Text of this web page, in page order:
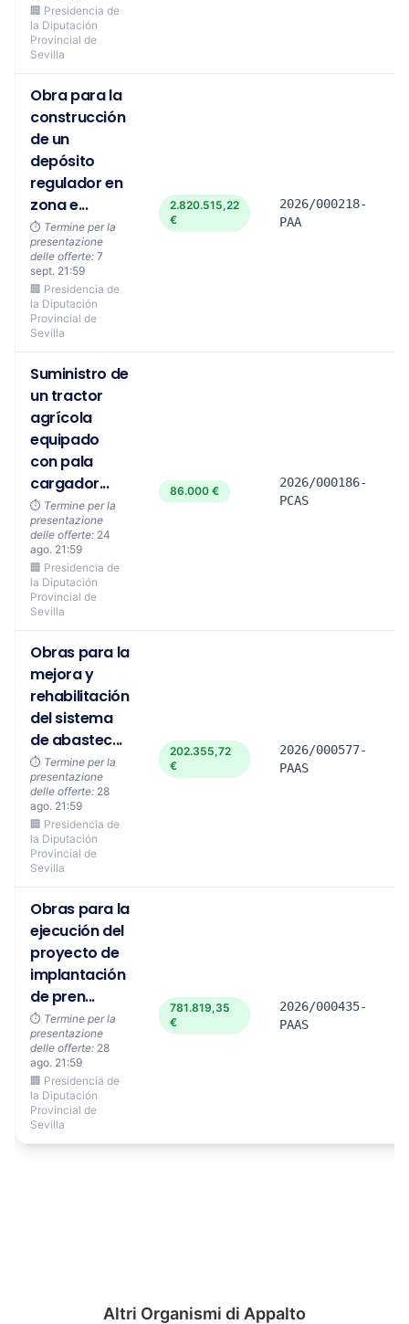
🏢 Presidencia de
la Diputación
Provincial de
Sevilla
Obra para la
construcción
de un
depósito
regulador en
zona e...
⏱️ Termine per la
presentazione
delle offerte: 7
sept. 21:59
🏢 Presidencia de
la Diputación
Provincial de
Sevilla
2.820.515,22
€
2026/000218-
PAA
Suministro de
un tractor
agrícola
equipado
con pala
cargador...
⏱️ Termine per la
presentazione
delle offerte: 24
ago. 21:59
🏢 Presidencia de
la Diputación
Provincial de
Sevilla
86.000 €
2026/000186-
PCAS
Obras para la
mejora y
rehabilitación
del sistema
de abastec...
⏱️ Termine per la
presentazione
delle offerte: 28
ago. 21:59
🏢 Presidencia de
la Diputación
Provincial de
Sevilla
202.355,72
€
2026/000577-
PAAS
Obras para la
ejecución del
proyecto de
implantación
de pren...
⏱️ Termine per la
presentazione
delle offerte: 28
ago. 21:59
🏢 Presidencia de
la Diputación
Provincial de
Sevilla
781.819,35
€
2026/000435-
PAAS
Altri Organismi di Appalto